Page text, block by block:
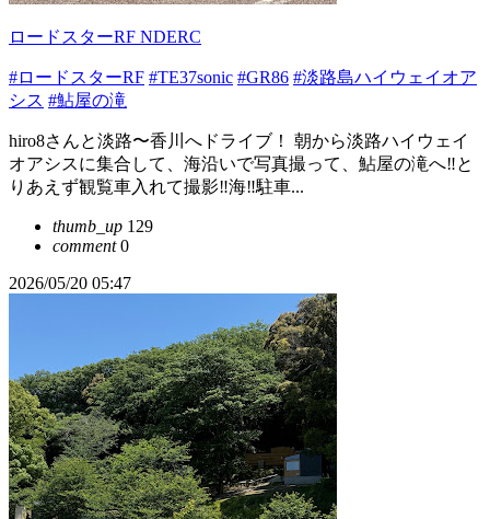
ロードスターRF NDERC
#ロードスターRF #TE37sonic #GR86 #淡路島ハイウェイオア
シス #鮎屋の滝
hiro8さんと淡路〜香川へドライブ！ 朝から淡路ハイウェイ
オアシスに集合して、海沿いで写真撮って、鮎屋の滝へ‼️と
りあえず観覧車入れて撮影‼️海‼️駐車...
thumb_up 129
comment0
2026/05/20 05:47